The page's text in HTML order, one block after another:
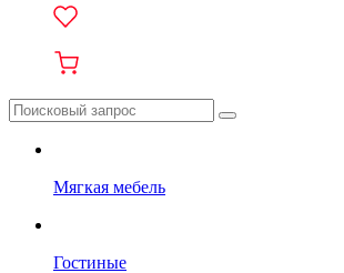
Мягкая мебель
Гостиные